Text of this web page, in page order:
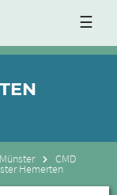
☰
Münster CMD
Hemerten